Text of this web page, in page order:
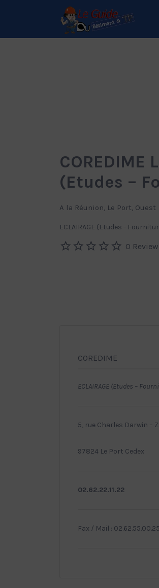
Rechercher:
COREDIME
(Etudes –
A la Réunion, Le Port, Ouest
ECLAIRAGE (Etudes -
0
COREDIME
ECLAIRAGE (Etudes –
5, rue Charles Darwin –
97824 Le Port Cedex
02.62.22.11.22
Fax / Mail : 02.62.55.00.25